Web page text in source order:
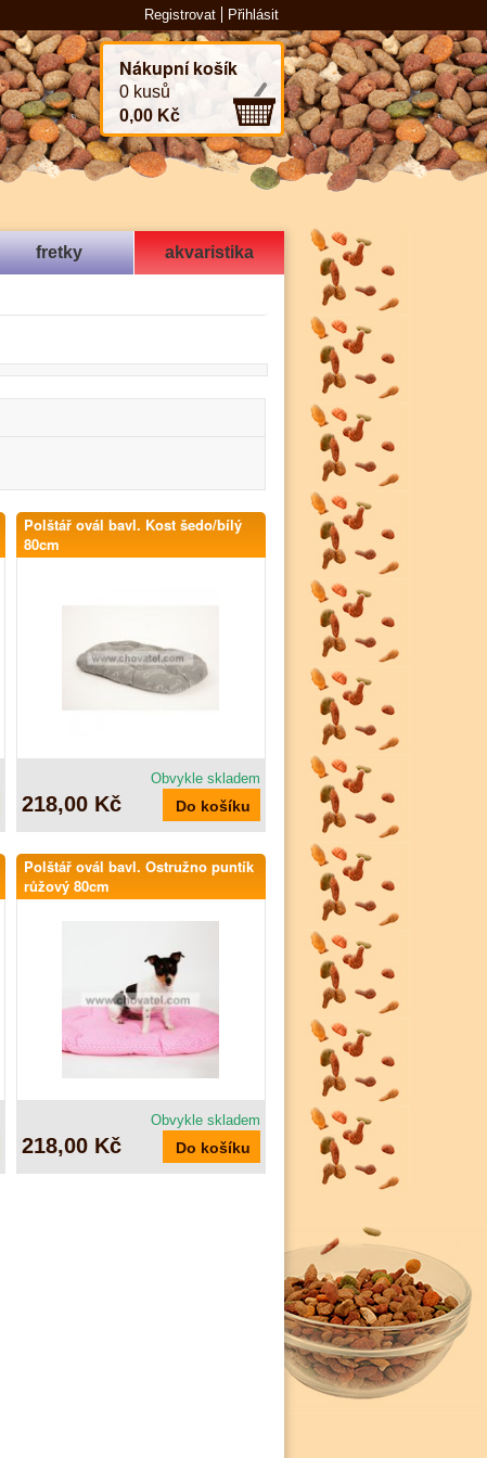
Registrovat Přihlásit
Nákupní košík
0 kusů
0,00 Kč
fretky akvaristika
Polštář ovál bavl. Kost šedo/bílý
80cm
Obvykle skladem
218,00 Kč
Polštář ovál bavl. Ostružno puntík
růžový 80cm
Obvykle skladem
218,00 Kč